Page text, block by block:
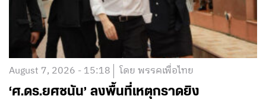
August 7, 2026 - 15:18 โดย พรรคเพื่อไทย
‘ศ.ดร.ยศชนัน’ ลงพื้นที่เหตุกราดยิง